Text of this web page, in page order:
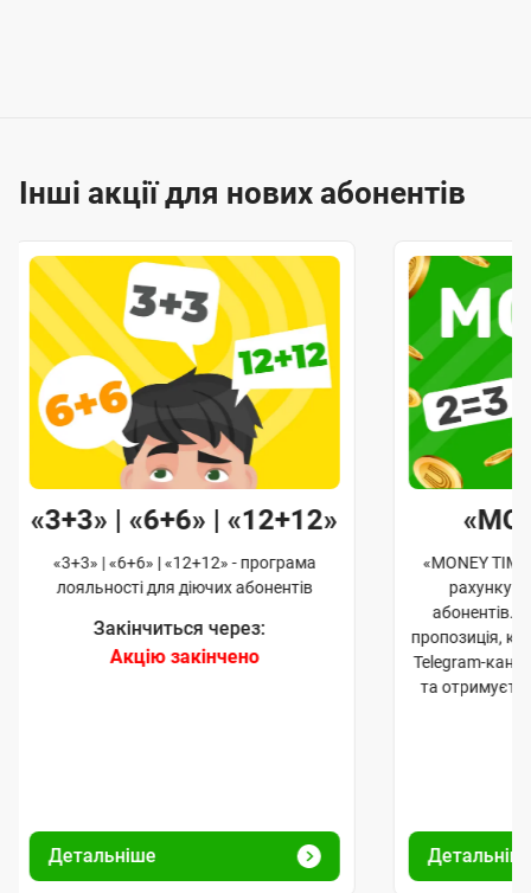
Інші акції для нових абонентів
«3+3» | «6+6» | «12+12»
«3+3» | «6+6» | «12+12» - програма
лояльності для діючих абонентів
Закінчиться через:
Акцію закінчено
Детальніше
«MONEY
рахунку
абонентів.
пропозиція,
Telegram-
та